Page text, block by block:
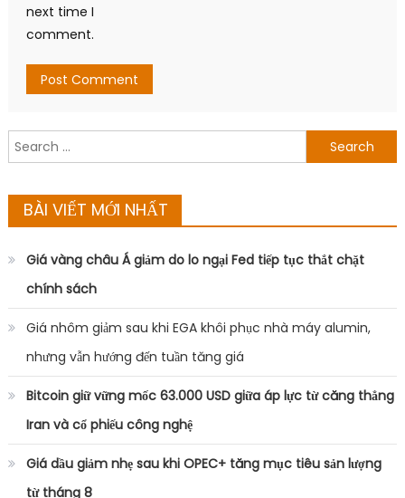
next time I
comment.
Search
for:
BÀI VIẾT MỚI NHẤT
Giá vàng châu Á giảm do lo ngại Fed tiếp tục thắt chặt
chính sách
Giá nhôm giảm sau khi EGA khôi phục nhà máy alumin,
nhưng vẫn hướng đến tuần tăng giá
Bitcoin giữ vững mốc 63.000 USD giữa áp lực từ căng thẳng
Iran và cổ phiếu công nghệ
Giá dầu giảm nhẹ sau khi OPEC+ tăng mục tiêu sản lượng
từ tháng 8